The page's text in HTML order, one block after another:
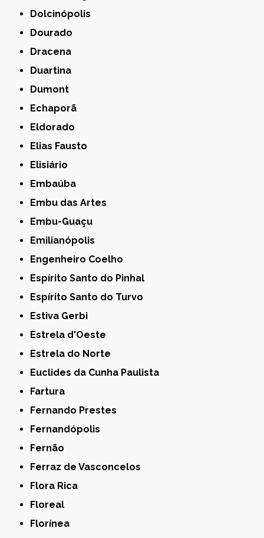
Dolcinópolis
Dourado
Dracena
Duartina
Dumont
Echaporã
Eldorado
Elias Fausto
Elisiário
Embaúba
Embu das Artes
Embu-Guaçu
Emilianópolis
Engenheiro Coelho
Espírito Santo do Pinhal
Espírito Santo do Turvo
Estiva Gerbi
Estrela d'Oeste
Estrela do Norte
Euclides da Cunha Paulista
Fartura
Fernando Prestes
Fernandópolis
Fernão
Ferraz de Vasconcelos
Flora Rica
Floreal
Florínea